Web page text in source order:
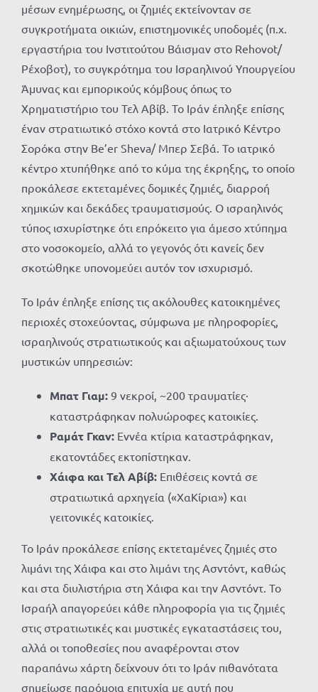
μέσων ενημέρωσης, οι ζημιές εκτείνονταν σε
συγκροτήματα οικιών, επιστημονικές υποδομές (π.χ.
εργαστήρια του Ινστιτούτου Βάισμαν στο Rehovot/
Ρέχοβοτ), το συγκρότημα του Ισραηλινού Υπουργείου
Άμυνας και εμπορικούς κόμβους όπως το
Χρηματιστήριο του Τελ Αβίβ. Το Ιράν έπληξε επίσης
έναν στρατιωτικό στόχο κοντά στο Ιατρικό Κέντρο
Σορόκα στην Be’er Sheva/ Μπερ Σεβά. Το ιατρικό
κέντρο χτυπήθηκε από το κύμα της έκρηξης, το οποίο
προκάλεσε εκτεταμένες δομικές ζημιές, διαρροή
χημικών και δεκάδες τραυματισμούς. Ο ισραηλινός
τύπος ισχυρίστηκε ότι επρόκειτο για άμεσο χτύπημα
στο νοσοκομείο, αλλά το γεγονός ότι κανείς δεν
σκοτώθηκε υπονομεύει αυτόν τον ισχυρισμό.
Το Ιράν έπληξε επίσης τις ακόλουθες κατοικημένες
περιοχές στοχεύοντας, σύμφωνα με πληροφορίες,
ισραηλινούς στρατιωτικούς και αξιωματούχους των
μυστικών υπηρεσιών:
Μπατ Γιαμ: 9 νεκροί, ~200 τραυματίες·
καταστράφηκαν πολυώροφες κατοικίες.
Ραμάτ Γκαν: Εννέα κτίρια καταστράφηκαν,
εκατοντάδες εκτοπίστηκαν.
Χάιφα και Τελ Αβίβ: Επιθέσεις κοντά σε
στρατιωτικά αρχηγεία («ΧαΚίρια») και
γειτονικές κατοικίες.
Το Ιράν προκάλεσε επίσης εκτεταμένες ζημιές στο
λιμάνι της Χάιφα και στο λιμάνι της Ασντόντ, καθώς
και στα διυλιστήρια στη Χάιφα και την Ασντόντ. Το
Ισραήλ απαγορεύει κάθε πληροφορία για τις ζημιές
στις στρατιωτικές και μυστικές εγκαταστάσεις του,
αλλά οι τοποθεσίες που αναφέρονται στον
παραπάνω χάρτη δείχνουν ότι το Ιράν πιθανότατα
σημείωσε παρόμοια επιτυχία με αυτή που